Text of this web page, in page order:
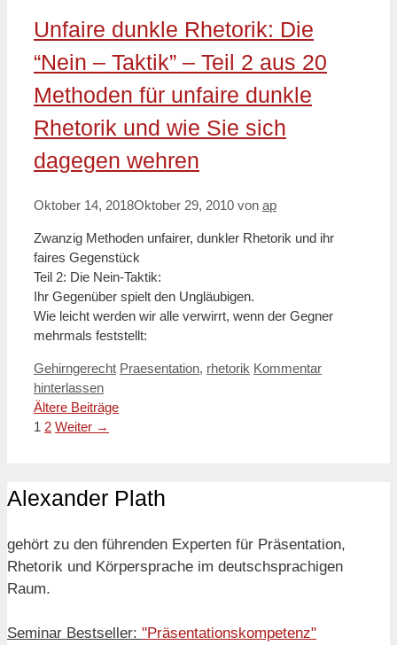
Unfaire dunkle Rhetorik: Die
“Nein – Taktik” – Teil 2 aus 20
Methoden für unfaire dunkle
Rhetorik und wie Sie sich
dagegen wehren
Oktober 14, 2018Oktober 29, 2010 von ap
Zwanzig Methoden unfairer, dunkler Rhetorik und ihr
faires Gegenstück
Teil 2: Die Nein-Taktik:
Ihr Gegenüber spielt den Ungläubigen.
Wie leicht werden wir alle verwirrt, wenn der Gegner
mehrmals feststellt:
Kategorien
Gehirngerecht Schlagwörter
Praesentation, rhetorik Kommentar
hinterlassen
Ältere Beiträge
Seite
1 Seite
2 Weiter →
Alexander Plath
gehört zu den führenden Experten für Präsentation,
Rhetorik und Körpersprache im deutschsprachigen
Raum.
Seminar Bestseller: "Präsentationskompetenz"